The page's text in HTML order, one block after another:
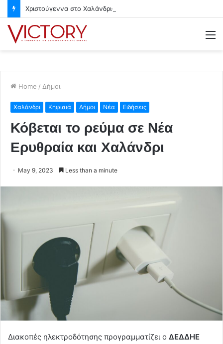
Home / Δήμοι
Χαλάνδρι Κηφισιά Δήμοι Νέα Ειδήσεις
Κόβεται το ρεύμα σε Νέα
Ερυθραία και Χαλάνδρι
May 9, 2023 Less than a minute
Διακοπές ηλεκτροδότησης προγραμματίζει ο ΔΕΔΔΗΕ